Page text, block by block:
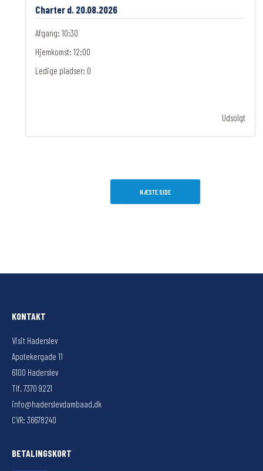
Charter d. 20.08.2026
Afgang: 10:30
Hjemkomst: 12:00
Ledige pladser: 0
Udsolgt
NÆSTE SIDE
KONTAKT
Visit Haderslev
Apotekergade 11
6100 Haderslev
Tlf. 7370 9221
info@haderslevdambaad.dk
CVR: 36678240
BETALINGSKORT